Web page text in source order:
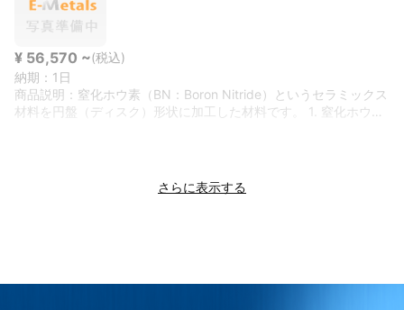
¥ 56,570 ~(税込)
納期： 1日
商品説明： 窒化ホウ素（BN：Boron Nitride）というセラミックス
材料を円盤（ディスク）形状に加工した材料です。 1. 窒化ホウ素
・耐熱性 非常に高い ・電気特性 絶縁体 ・熱伝導性 比較的高い ・
化学安定性 良い ・潤滑性 良い 特に 「白いグラファイト」 と呼ば
間構造
さらに表示する